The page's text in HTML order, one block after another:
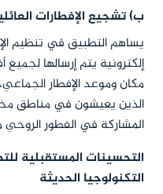
ب) تشجيع الإفطارات
يساهم التطبيق في تنظيم
إلكترونية يتم إرسالها لجميع
مكان وموعد الإفطار
الذين يعيشون في مناطق
المشاركة في الفطور الروحي
التحسينات المستقبلية
التكنولوجيا الحديثة